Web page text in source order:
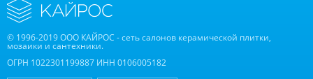
© 1996-2019 ООО КАЙРОС - сеть салонов керамической плитки,
мозаики и сантехники.
ОГРН 1022301199887 ИНН 0106005182